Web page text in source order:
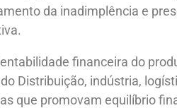
da inadimplência e
financeira do
Distribuição, indústria,
que promovam equilíbrio